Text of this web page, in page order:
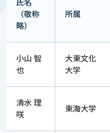
（敬称
略）
所属
小山 智
也
大東文化
大学
清水 理
咲
東海大学